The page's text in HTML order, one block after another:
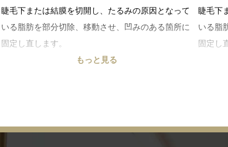
睫毛下または結膜を切開し、たるみの原因となって
いる脂肪を部分切除、移動させ、凹みのある箇所に
固定し直します。
りすぎ・取り残し、下斜筋の損傷等
もっと見る
睫毛下
いる脂
固定し
りすぎ